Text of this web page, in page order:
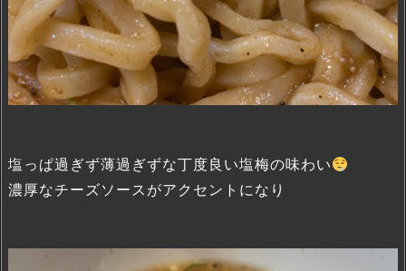
塩っぱ過ぎず薄過ぎずな丁度良い塩梅の味わい
濃厚なチーズソースがアクセントになり